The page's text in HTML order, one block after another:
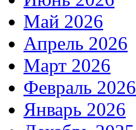
Май 2026
Апрель 2026
Март 2026
Февраль 2026
Январь 2026